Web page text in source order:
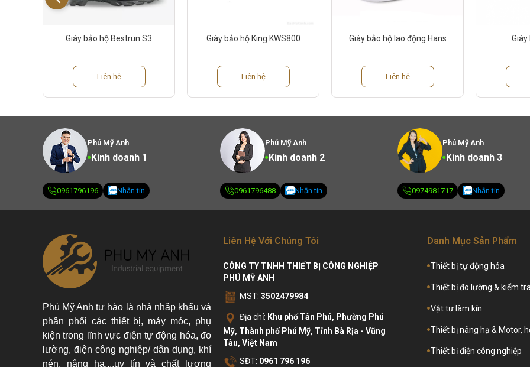
Giày bảo hộ Bestrun S3
Liên hệ
Giày bảo hộ King KWS800
Liên hệ
Giày bảo hộ lao động Hans
Liên hệ
Phú Mỹ Anh
Kinh doanh 1
0961796196 Nhắn tin
Phú Mỹ Anh
Kinh doanh 2
0961796488 Nhắn tin
Phú Mỹ Anh
Kinh doanh 3
0974981717 Nhắn tin
Phú Mỹ Anh tự hào là nhà nhập khẩu và
phân phối các thiết bị, máy móc, phụ
kiện trong lĩnh vực điện tự động hóa, đo
lường, điện công nghiệp/ dân dụng, khí
nén, nâng hạ....uy tín và chất lượng
Liên Hệ Với Chúng Tôi
CÔNG TY TNHH THIẾT BỊ CÔNG NGHIỆP
PHÚ MỸ ANH
MST: 3502479984
Địa chỉ: Khu phố Tân Phú, Phường Phú
Mỹ, Thành phố Phú Mỹ, Tỉnh Bà Rịa - Vũng
Tàu, Việt Nam
SĐT: 0961 796 196
Danh Mục Sản Phẩm
Thiết bị tự động hóa
Thiết bị đo lường & kiểm
Vật tư làm kín
Thiết bị nâng hạ & Motor,
Thiết bị điện công nghiệp